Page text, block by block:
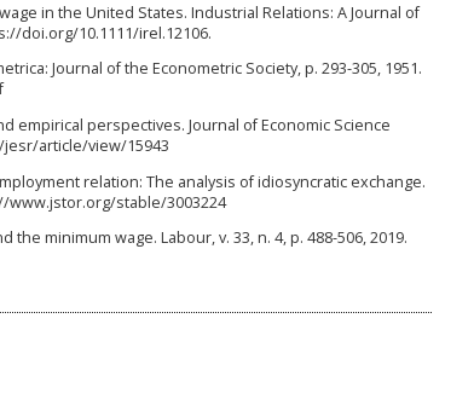
in the United States. Industrial Relations: A Journal of
doi.org/10.1111/irel.12106.
Journal of the Econometric Society, p. 293-305, 1951.
empirical perspectives. Journal of Economic Science
jesr/article/view/15943
relation: The analysis of idiosyncratic exchange.
www.jstor.org/stable/3003224
the minimum wage. Labour, v. 33, n. 4, p. 488-506, 2019.